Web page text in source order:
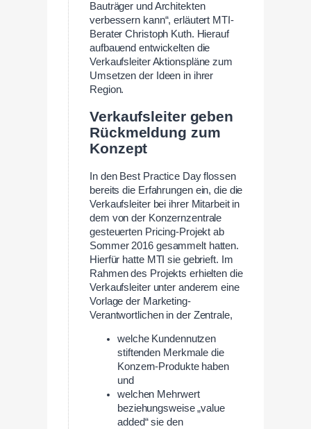
Bauträger und Architekten
verbessern kann“, erläutert MTI-
Berater Christoph Kuth. Hierauf
aufbauend entwickelten die
Verkaufsleiter Aktionspläne zum
Umsetzen der Ideen in ihrer
Region.
Verkaufsleiter geben
Rückmeldung zum
Konzept
In den Best Practice Day flossen
bereits die Erfahrungen ein, die die
Verkaufsleiter bei ihrer Mitarbeit in
dem von der Konzernzentrale
gesteuerten Pricing-Projekt ab
Sommer 2016 gesammelt hatten.
Hierfür hatte MTI sie gebrieft. Im
Rahmen des Projekts erhielten die
Verkaufsleiter unter anderem eine
Vorlage der Marketing-
Verantwortlichen in der Zentrale,
welche Kundennutzen
stiftenden Merkmale die
Konzern-Produkte haben
und
welchen Mehrwert
beziehungsweise „value
added“ sie den